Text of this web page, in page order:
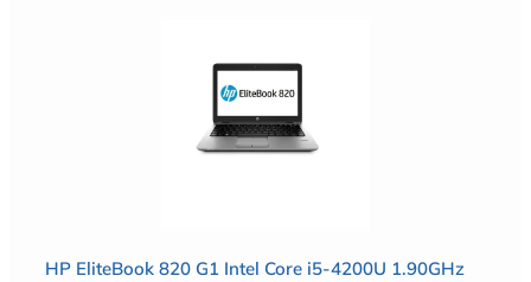
HP EliteBook 820 G1 Intel Core i5-4200U 1.90GHz